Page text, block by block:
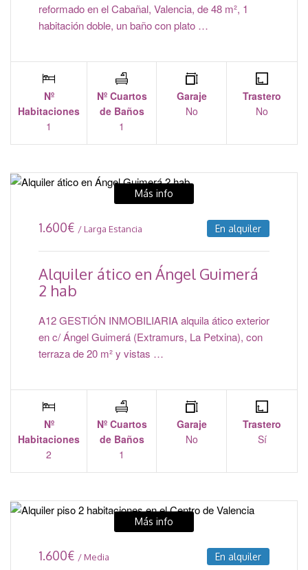
reformado en el Cabañal, Valencia, de 48 m², 1
habitación doble, un baño con plato …
Nº
Habitaciones
1
Nº Cuartos
de Baños
1
Garaje
No
Trastero
No
Más info
1.600€ / Larga Estancia En alquiler
Alquiler ático en Ángel Guimerá
2 hab
A12 GESTIÓN INMOBILIARIA alquila ático exterior
en c/ Ángel Guimerá (Extramurs, La Petxina), con
terraza de 20 m² y vistas …
Nº
Habitaciones
2
Nº Cuartos
de Baños
1
Garaje
No
Trastero
Sí
Más info
1.600€ / Media
En alquiler